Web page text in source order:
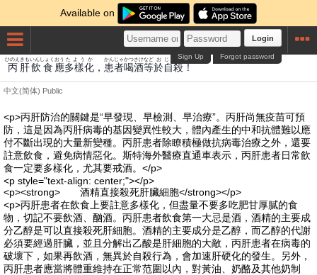
Available on
Login
Forgot password
Sign Up
丙
ひのえ
肝
きも
飲食
いんしょく
應
おう
多樣化
たようか
， 患者
かんじゃ
喝
かつ
酒
さけ
等
など
於
お
自殺
じさつ
！
中文(简体) Public
<p>丙肝防治的關鍵是“早發現、早檢測、早治療”。丙肝尚無疫苗可預
防，這是因為丙肝病毒的基因變異性較大，體內產生的中和抗體難以應
付不斷出現的大量新變種。丙肝患者除瞭積極做抗病毒治療之外，還要
註意飲食，避免病情惡化。斯特海外醫療直通車表示，丙肝患者日常飲
食一定要多樣化，尤其要戒酒。</p>
<p style="text-align: center;"></p>
<p><strong> 酒精直接殺死肝臟細胞</strong></p>
<p>丙肝患者在飲食上要註意多樣化，但盡量不要多吃肥甘厚膩的食
物，切記不要飲酒、酗酒。丙肝患者飲食第一大忌是酒，酒精的主要成
分乙醇是可以直接殺死肝細胞。酒精的主要成分是乙醇，而乙醇的代謝
必須要經過肝臟，並且分解出乙酸是肝細胞的大敵，丙肝患者在病毒的
破壞下，如果再飲酒，無異於自殺行為，會加速肝硬化的發生。另外，
丙肝患者應當將體重維持在正常范圍以內，對黃油、奶酪及其他奶制